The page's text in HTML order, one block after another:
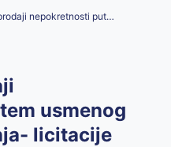
O G L A S o prodaji nepokretnosti putem usmenog javnog nadmetanja- licitacije
usmenog
licitacije